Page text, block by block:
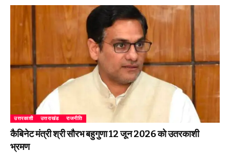
उत्तरकाशी उत्तराखंड राजनीति
कैबिनेट मंत्री श्री सौरभ बहुगुणा 12 जून 2026 को उतरकाशी
भ्रमण